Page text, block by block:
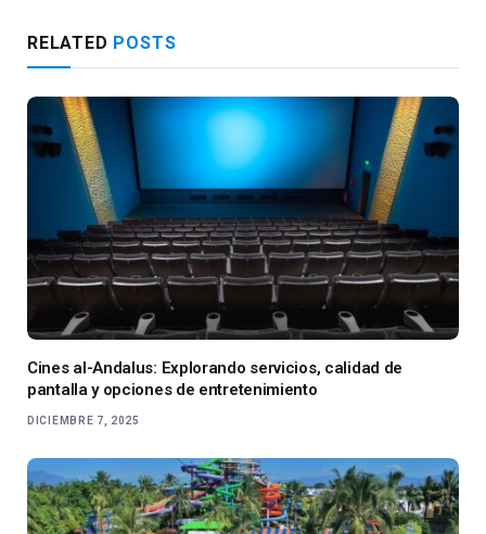
RELATED POSTS
Cines al-Andalus: Explorando servicios, calidad de
pantalla y opciones de entretenimiento
DICIEMBRE 7, 2025